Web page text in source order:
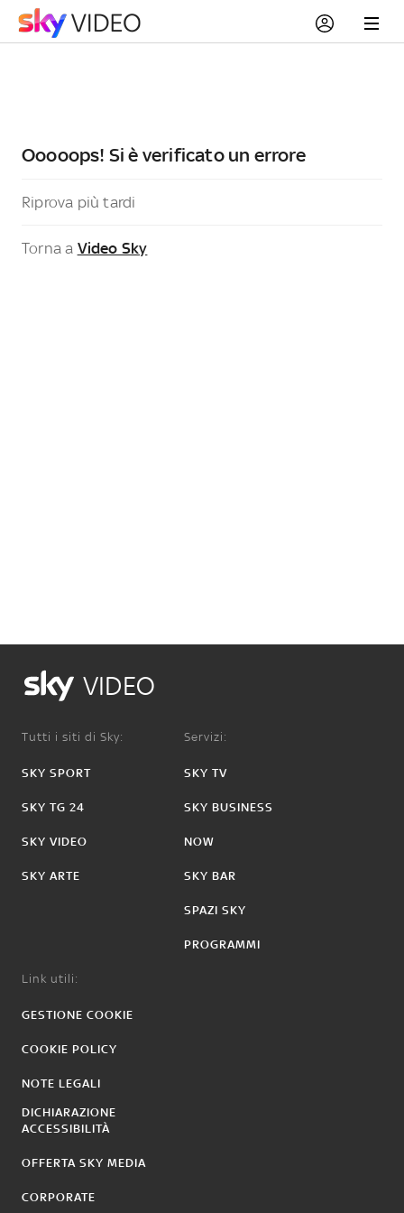
Ooooops! Si è verificato un errore
Riprova più tardi
Torna a Video Sky
VIDEO
Tutti i siti di Sky:
SKY SPORT
SKY TG 24
SKY VIDEO
SKY ARTE
Servizi:
SKY TV
SKY BUSINESS
NOW
SKY BAR
SPAZI SKY
PROGRAMMI
Link utili:
GESTIONE COOKIE
COOKIE POLICY
NOTE LEGALI
DICHIARAZIONE
ACCESSIBILITÀ
OFFERTA SKY MEDIA
CORPORATE